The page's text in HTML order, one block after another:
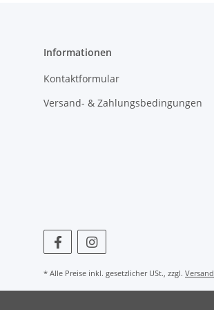
Informationen
Kontaktformular
Versand- & Zahlungsbedingungen
* Alle Preise inkl. gesetzlicher USt., zzgl. Versand